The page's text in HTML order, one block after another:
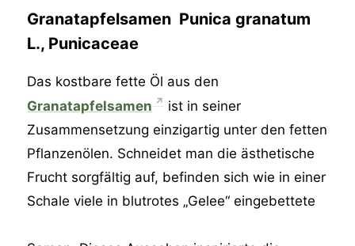
Granatapfelsamen Punica granatum
L., Punicaceae
Das kostbare fette Öl aus den
Granatapfelsamen
ist in seiner
Zusammensetzung einzigartig unter den fetten
Pflanzenölen. Schneidet man die ästhetische
Frucht sorgfältig auf, befinden sich wie in einer
Schale viele in blutrotes „Gelee“ eingebettete